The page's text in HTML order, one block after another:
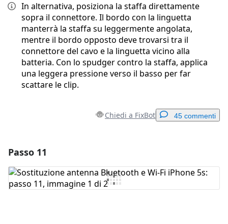
In alternativa, posiziona la staffa direttamente
sopra il connettore. Il bordo con la linguetta
manterrà la staffa su leggermente angolata,
mentre il bordo opposto deve trovarsi tra il
connettore del cavo e la linguetta vicino alla
batteria. Con lo spudger contro la staffa, applica
una leggera pressione verso il basso per far
scattare le clip.
Chiedi a FixBot 45 commenti
Aggiungi Commento
Passo 11